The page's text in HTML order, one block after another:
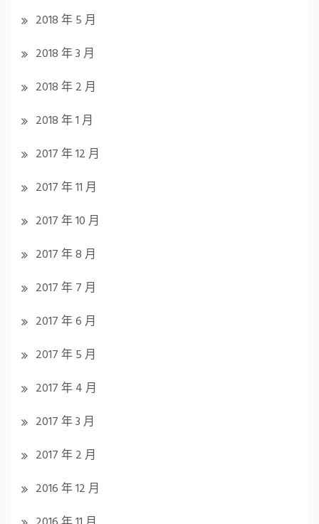
2018 年 5 月
2018 年 3 月
2018 年 2 月
2018 年 1 月
2017 年 12 月
2017 年 11 月
2017 年 10 月
2017 年 8 月
2017 年 7 月
2017 年 6 月
2017 年 5 月
2017 年 4 月
2017 年 3 月
2017 年 2 月
2016 年 12 月